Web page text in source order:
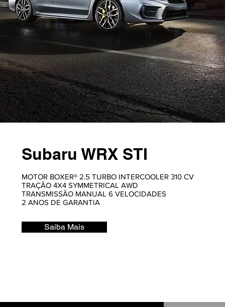
Subaru WRX STI
MOTOR BOXER® 2.5 TURBO INTERCOOLER 310 CV
TRAÇÃO 4X4 SYMMETRICAL AWD
TRANSMISSÃO MANUAL 6 VELOCIDADES
2 ANOS DE GARANTIA
Saiba Mais